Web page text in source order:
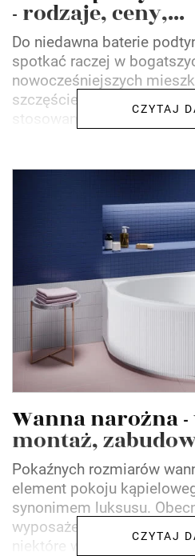
- rodzaje, ceny,...
Do niedawna baterie
spotkać raczej w
nowocześniejszych
szczęście rozwiązanie to
stosowane nawet w
CZYTAJ
Wanna narożna
montaż,
Pokaźnych rozmiarów
element pokoju
synonimem luksusu.
wyposażenia łazienki na
niektóre wnętrza wpisze się
CZYTAJ